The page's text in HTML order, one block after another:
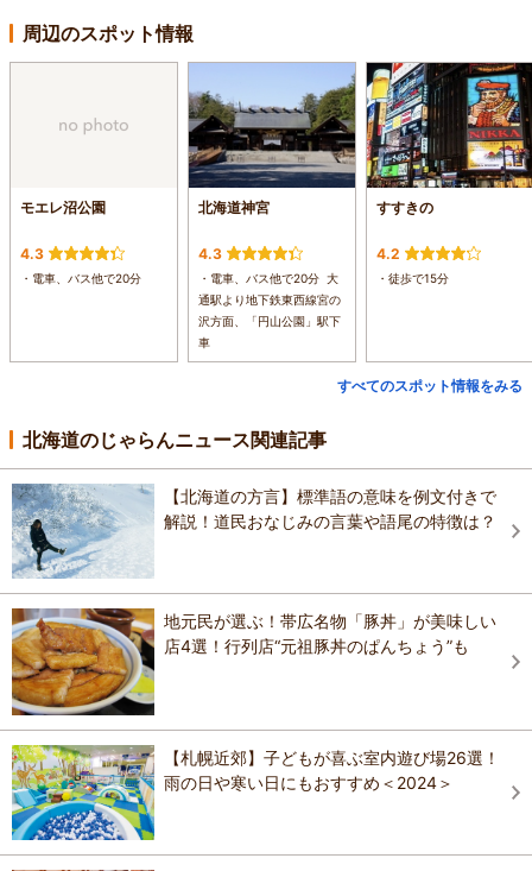
周辺のスポット情報
モエレ沼公園
4.3
・電車、バス他で20分
北海道神宮
4.3
・電車、バス他で20分 大
通駅より地下鉄東西線宮の
沢方面、「円山公園」駅下
車
すすきの
4.2
・徒歩で15分
すべてのスポット情報をみる
北海道のじゃらんニュース関連記事
【北海道の方言】標準語の意味を例文付きで
解説！道民おなじみの言葉や語尾の特徴は？
地元民が選ぶ！帯広名物「豚丼」が美味しい
店4選！行列店“元祖豚丼のぱんちょう”も
【札幌近郊】子どもが喜ぶ室内遊び場26選！
雨の日や寒い日にもおすすめ＜2024＞